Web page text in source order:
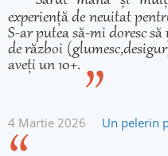
experiență de neuitat
S-ar putea să-mi doresc
de război
aveți un 10+.
4 Martie 2026 Un pelerin